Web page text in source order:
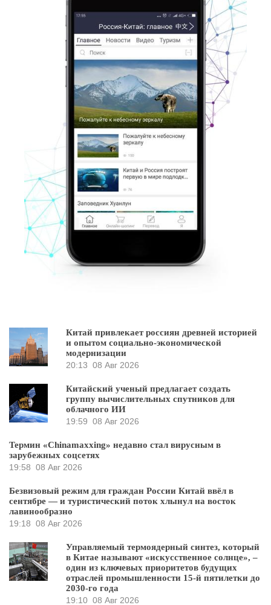
Китай привлекает россиян древней историей
и опытом социально-экономической
модернизации
20:13 08 Авг 2026
Китайский ученый предлагает создать
группу вычислительных спутников для
облачного ИИ
19:59 08 Авг 2026
Термин «Chinamaxxing» недавно стал вирусным в
зарубежных соцсетях
19:58 08 Авг 2026
Безвизовый режим для граждан России Китай ввёл в
сентябре — и туристический поток хлынул на восток
лавинообразно
19:18 08 Авг 2026
Управляемый термоядерный синтез, который
в Китае называют «искусственное солнце», –
один из ключевых приоритетов будущих
отраслей промышленности 15-й пятилетки до
2030-го года
19:10 08 Авг 2026